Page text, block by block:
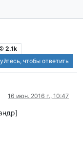
2.1k
чтобы ответить
16 июн. 2016 г., 10:47